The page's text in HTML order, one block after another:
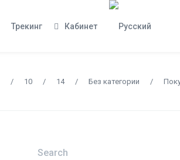
Трекинг Кабинет
/ 10 / 14 / Без категории /
Search